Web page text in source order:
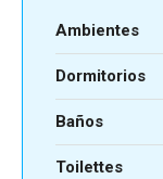
Dormitorios
Ambientes
Baños
Toilettes